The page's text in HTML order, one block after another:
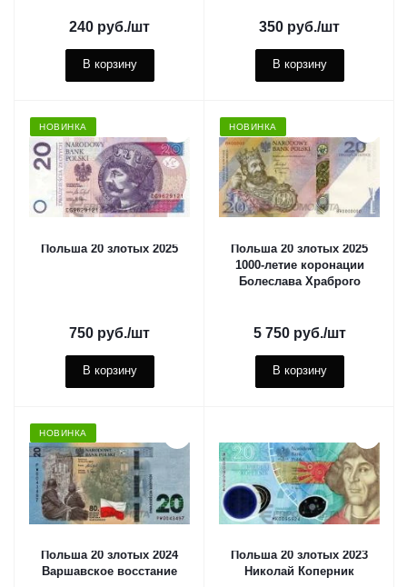
240 руб./шт
В корзину
350 руб./шт
В корзину
НОВИНКА
Польша 20 злотых 2025
750 руб./шт
В корзину
НОВИНКА
Польша 20 злотых 2025
1000-летие коронации
Болеслава Храброго
5 750руб./шт
В корзину
НОВИНКА
Польша 20 злотых 2024
Варшавское восстание
Польша 20 злотых 2023
Николай Коперник